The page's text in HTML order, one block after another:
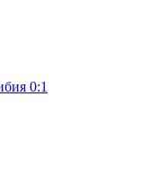
0:1